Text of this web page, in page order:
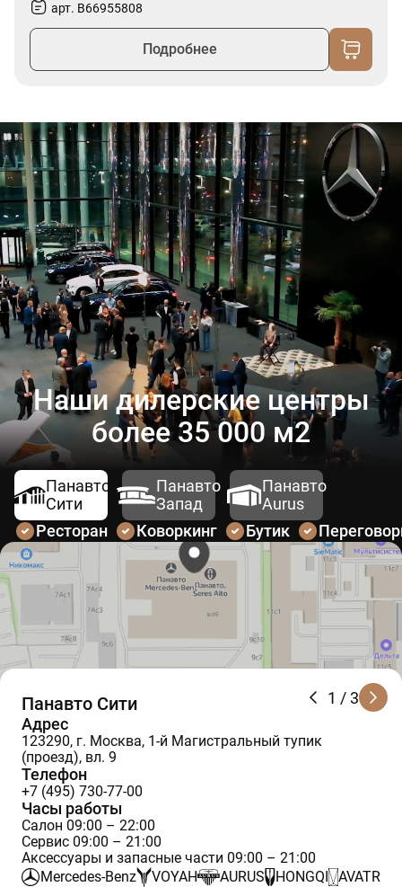
арт. B66955808
Подробнее
Наши дилерские центры
более 35 000 м2
Панавто
Сити
Панавто
Запад
Панавто
Aurus
Ресторан
Коворкинг Бутик
1 / 3
Панавто Сити
Адрес
123290, г. Москва, 1-й Магистральный тупик
(проезд), вл. 9
Телефон
+7 (495) 730-77-00
Часы работы
Салон 09:00 – 22:00
Сервис 09:00 – 21:00
Аксессуары и запасные части 09:00 – 21:00
Mercedes-Benz
VOYAH AURUS HONGQI
AVATR